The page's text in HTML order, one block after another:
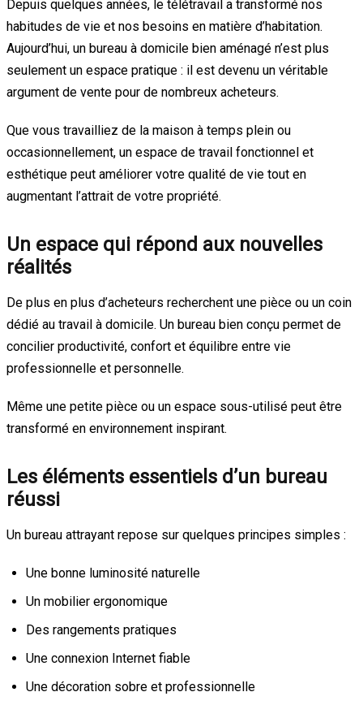
Depuis quelques années, le télétravail a transformé nos
habitudes de vie et nos besoins en matière d’habitation.
Aujourd’hui, un bureau à domicile bien aménagé n’est plus
seulement un espace pratique : il est devenu un véritable
argument de vente pour de nombreux acheteurs.
Que vous travailliez de la maison à temps plein ou
occasionnellement, un espace de travail fonctionnel et
esthétique peut améliorer votre qualité de vie tout en
augmentant l’attrait de votre propriété.
Un espace qui répond aux nouvelles
réalités
De plus en plus d’acheteurs recherchent une pièce ou un coin
dédié au travail à domicile. Un bureau bien conçu permet de
concilier productivité, confort et équilibre entre vie
professionnelle et personnelle.
Même une petite pièce ou un espace sous-utilisé peut être
transformé en environnement inspirant.
Les éléments essentiels d’un bureau
réussi
Un bureau attrayant repose sur quelques principes simples :
Une bonne luminosité naturelle
Un mobilier ergonomique
Des rangements pratiques
Une connexion Internet fiable
Une décoration sobre et professionnelle